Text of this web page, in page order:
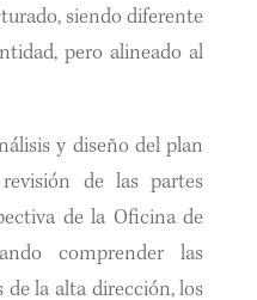
siendo diferente
pero alineado al
y diseño del plan
de las partes
de la Oficina de
comprender las
de la alta dirección, los